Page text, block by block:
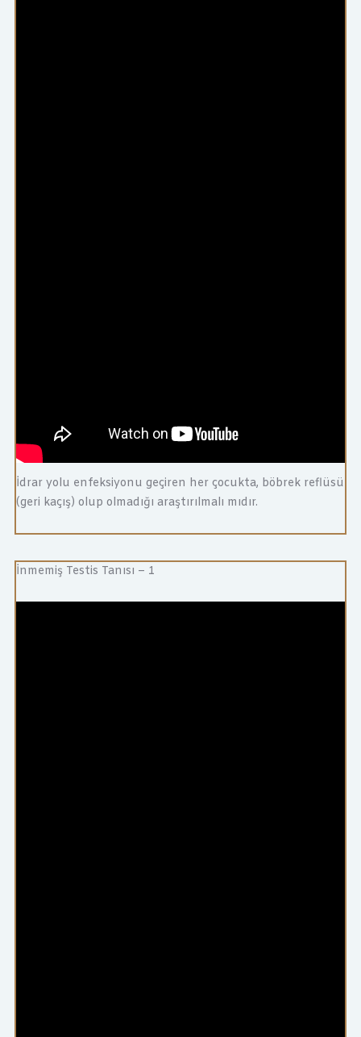
İdrar yolu enfeksiyonu geçiren her çocukta, böbrek reflüsü
(geri kaçış) olup olmadığı araştırılmalı mıdır.
İnmemiş Testis Tanısı – 1